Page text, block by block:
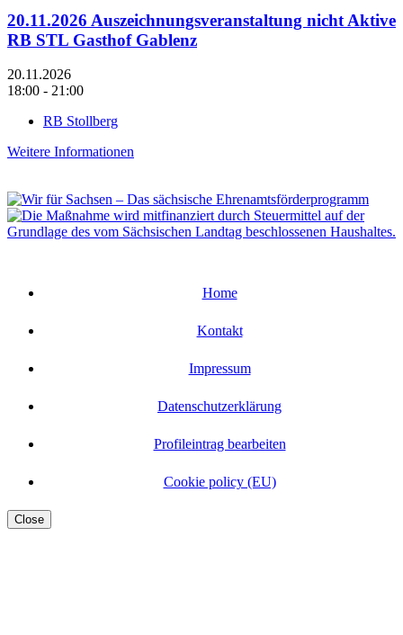
20.11.2026 Auszeichnungsveranstaltung nicht Aktive
RB STL Gasthof Gablenz
20.11.2026
18:00 - 21:00
RB Stollberg
Weitere Informationen
Home
Kontakt
Impressum
Datenschutzerklärung
Profileintrag bearbeiten
Cookie policy (EU)
Close